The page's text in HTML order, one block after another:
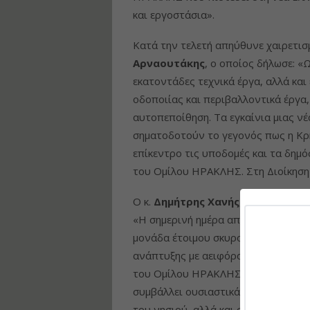
και εργοστάσια».
Κατά την τελετή απηύθυνε
Αρναουτάκης, ο οποίος δήλωσε:
εκατοντάδες τεχνικά έργα, αλλά
οδοποιίας και περιβαλλοντικά
αυτοπεποίθηση. Τα εγκαίνια μιας
σηματοδοτούν το γεγονός πως η
επίκεντρο τις υποδομές και τα
του Ομίλου ΗΡΑΚΛΗΣ. Στη
Ο κ. Δημήτρης Χανής
«H σημερινή ημέρα αποτελεί για
μονάδα έτοιμου σκυροδέματος στην
ανάπτυξης με αειφόρα και
του Ομίλου ΗΡΑΚΛΗΣ, αποτελεί
συμβάλλει ουσιαστικά, στον